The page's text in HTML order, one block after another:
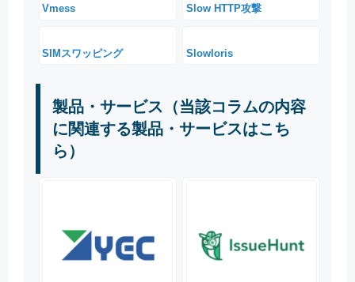
Vmess Slow HTTP攻撃
SIMスワッピング Slowloris
製品・サービス（当該コラムの内容
に関連する製品・サービスはこち
ら）